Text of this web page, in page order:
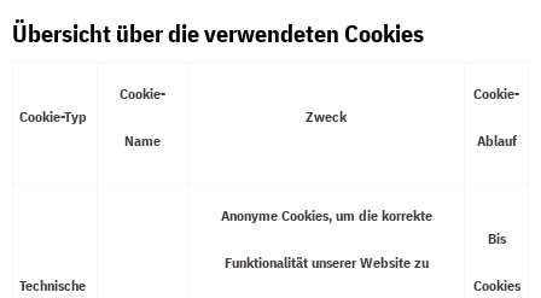
Übersicht über die verwendeten Cookies
Cookie-Typ
Cookie-
Name
Zweck
Cookie-
Ablauf
Technische
Anonyme Cookies, um die korrekte
Funktionalität unserer Website zu
Bis
Cookies